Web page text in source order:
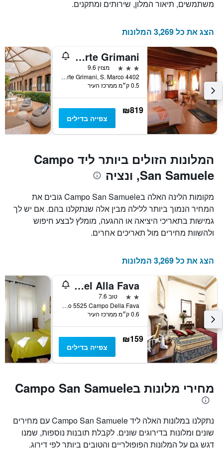
התרשים
1
Y
המציג
את
מחיר
הממוצע
של
חדר
משתמשים, תיאור המלון, שירותים ומתקנים.
הצג את כל 3,269 המלונות
Residence Corte Grimani
3 כוכבים
מצוין 9.6
Corte Grimani, S. Marco 4402, ונציה, ונטו, איטליה
0.5 ק״מ ממרכז העיר
₪819
צפייה בדילים
המלונות הזולים ביותר ליד Campo
San Samuele, ונציה
מקומות הלינה האלה בCampo San Samuele גובים את
המחיר הנמוך ביותר ללילה מבין אלה שנתקלנו בהם. אם יש לך
גמישות בתאריכי היציאה או ההגעה, מומלץ לבצע חיפוש
ולהשוות מחירים מול תאריכים אחרים.
הצג את כל 3,269 המלונות
Hotel Alla Fava
2 כוכבים
טוב 7.6
Castello 5525 Campo Della Fava, ונציה, ונטו, איטליה
0.6 ק״מ ממרכז העיר
₪159
צפייה בדילים
מחירי מלונות בCampo San Samuele
נתקלנו במלונות האלה ליד Campo San Samuele עם מחירים
שונים ומלונות בדירוגים שונים. לקבלת תובנות נוספות, שמנו
דגש גם על המלונות הפופולריים והטובים ביותר לפי דירוג.